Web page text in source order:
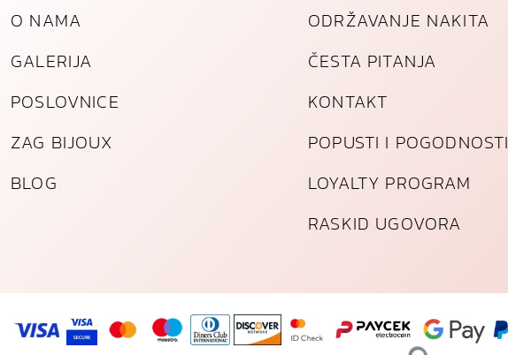
O NAMA
GALERIJA
POSLOVNICE
ZAG BIJOUX
BLOG
ODRŽAVANJE NAKITA
ČESTA PITANJA
KONTAKT
POPUSTI I POGODNOSTI
LOYALTY PROGRAM
RASKID UGOVORA